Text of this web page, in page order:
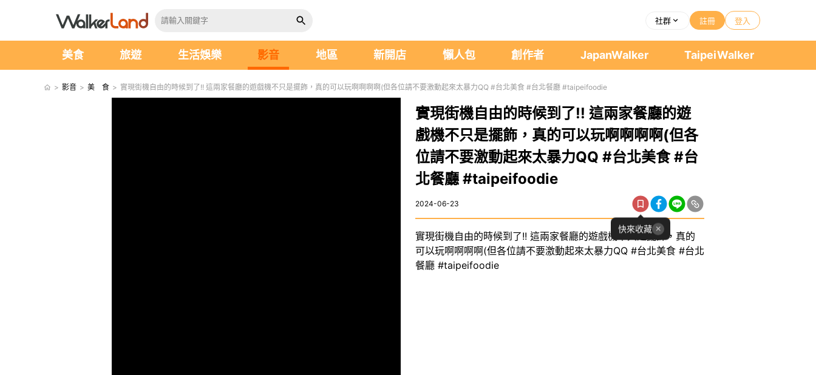
社群 註冊 登入
美食 旅遊 生活娛樂 影音 地區 新開店 懶人包 創作者 JapanWalker TaipeiWalker
> 影音 > 美 食 > 實現街機自由的時候到了!! 這兩家餐廳的遊戲機不只是擺飾，真的可以玩啊啊啊啊(但各位請不要激動起來太暴力QQ #台北美食 #台北餐廳 #taipeifoodie
實現街機自由的時候到了!! 這兩家餐廳的遊
戲機不只是擺飾，真的可以玩啊啊啊啊(但各
位請不要激動起來太暴力QQ #台北美食 #台
北餐廳 #taipeifoodie
2024-06-23
快來收藏
實現街機自由的時候到了!! 這兩家餐廳的遊戲機不只是擺飾，真的
可以玩啊啊啊啊(但各位請不要激動起來太暴力QQ #台北美食 #台北
餐廳 #taipeifoodie